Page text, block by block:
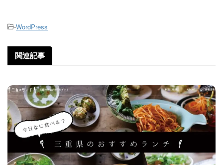
-WordPress
関連記事